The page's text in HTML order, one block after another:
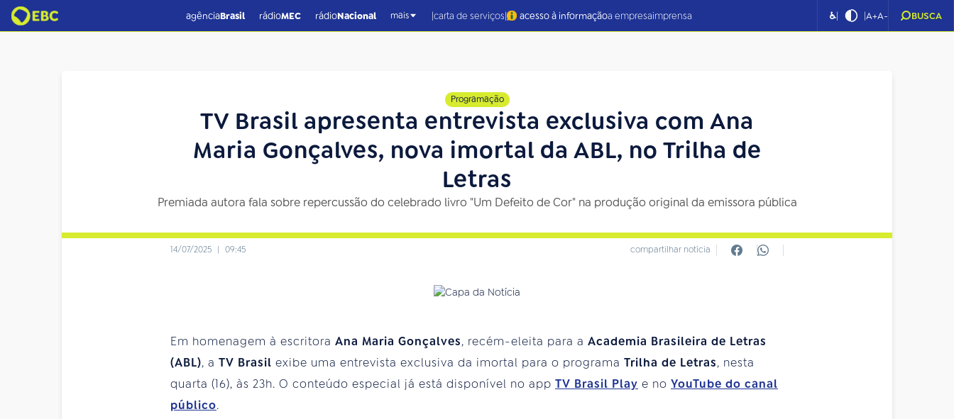
agênciaBrasil rádioMEC rádioNacional mais |carta de serviços| acesso à informaçãoa empresaimprensa ♿| |A+A- BUSCA
Programação
TV Brasil apresenta entrevista exclusiva com Ana
Maria Gonçalves, nova imortal da ABL, no Trilha de
Letras
Premiada autora fala sobre repercussão do celebrado livro "Um Defeito de Cor" na produção original da emissora pública
14/07/2025 | 09:45 compartilhar notícia
Em homenagem à escritora Ana Maria Gonçalves, recém-eleita para a Academia Brasileira de Letras
(ABL), a TV Brasil exibe uma entrevista exclusiva da imortal para o programa Trilha de Letras, nesta
quarta (16), às 23h. O conteúdo especial já está disponível no app TV Brasil Play e no YouTube do canal
público.